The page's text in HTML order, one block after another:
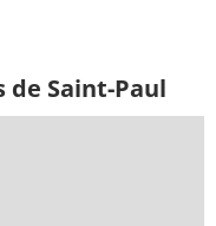
de Saint-Paul